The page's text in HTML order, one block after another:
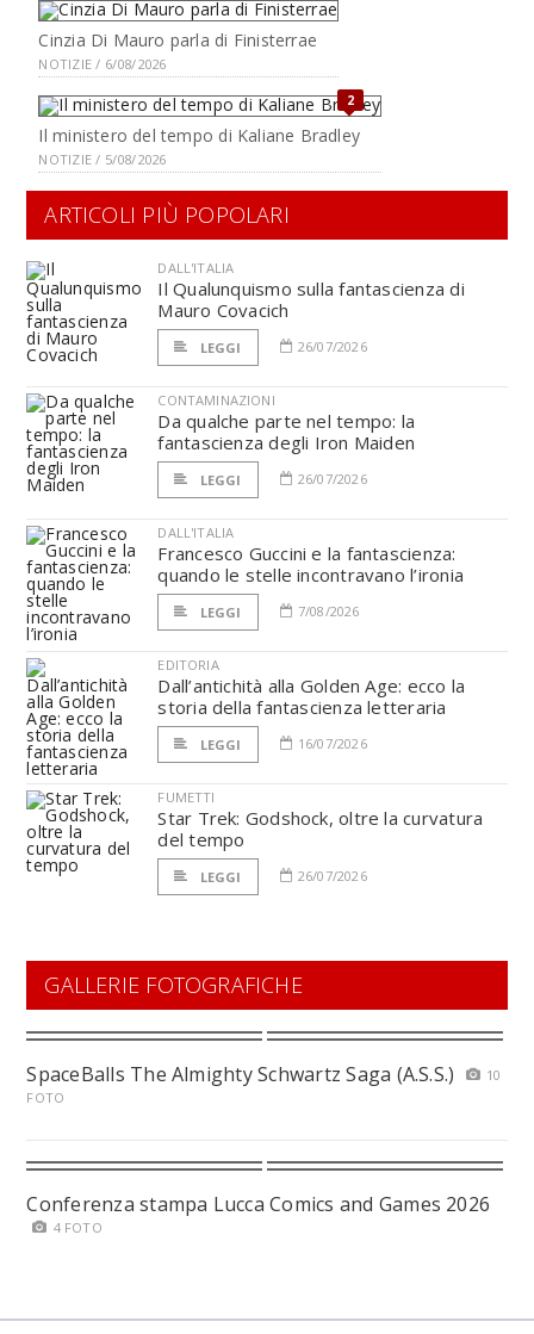
Cinzia Di Mauro parla di Finisterrae
NOTIZIE / 6/08/2026
2
Il ministero del tempo di Kaliane Bradley
NOTIZIE / 5/08/2026
ARTICOLI PIÙ POPOLARI
DALL'ITALIA
Il Qualunquismo sulla fantascienza di
Mauro Covacich
LEGGI 26/07/2026
CONTAMINAZIONI
Da qualche parte nel tempo: la
fantascienza degli Iron Maiden
LEGGI 26/07/2026
DALL'ITALIA
Francesco Guccini e la fantascienza:
quando le stelle incontravano l’ironia
LEGGI 7/08/2026
EDITORIA
Dall’antichità alla Golden Age: ecco la
storia della fantascienza letteraria
LEGGI 16/07/2026
FUMETTI
Star Trek: Godshock, oltre la curvatura
del tempo
LEGGI 26/07/2026
GALLERIE FOTOGRAFICHE
SpaceBalls The Almighty Schwartz Saga (A.S.S.)
10
FOTO
Conferenza stampa Lucca Comics and Games 2026
4 FOTO